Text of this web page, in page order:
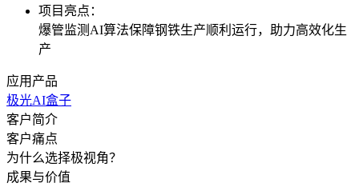
项目亮点：
爆管监测AI算法保障钢铁生产顺利运行，助力高效化生
产
应用产品
极光AI盒子
客户简介
客户痛点
为什么选择极视角？
成果与价值